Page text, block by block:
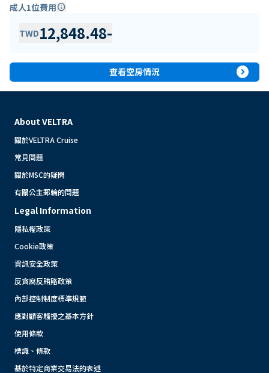
成人1位費用info
TWD12,848.48-
查看空房情況 expand_circle_right
About VELTRA
關於VELTRA Cruise
常見問題
關於MSC的疑問
有關公主郵輪的問題
Legal Information
隱私權政策
Cookie政策
資訊安全政策
反貪腐反賄賂政策
內部控制制度標準規範
應對顧客騷擾之基本方針
使用條款
標識、條款
基於特定商業交易法的表述